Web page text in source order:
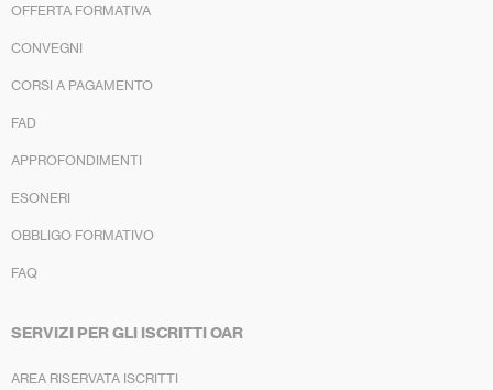
OFFERTA FORMATIVA
CONVEGNI
CORSI A PAGAMENTO
FAD
APPROFONDIMENTI
ESONERI
OBBLIGO FORMATIVO
FAQ
SERVIZI PER GLI ISCRITTI OAR
AREA RISERVATA ISCRITTI